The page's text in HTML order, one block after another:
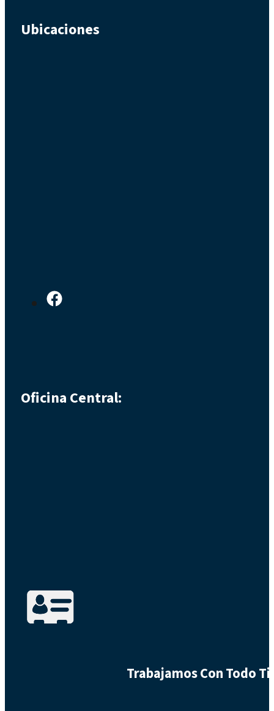
Ubicaciones
Oficina Central:
Trabajamos Con Todo